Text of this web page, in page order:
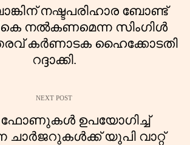
നഷ്ടപരിഹാര ബോണ്ട്
നൽകണമെന്ന സിംഗിൾ
കർണാടക ഹൈക്കോടതി
റദ്ദാക്കി.
NEXT POST
ഉപയോഗിച്ച്
ചാർജറുകൾക്ക് യുപി വാറ്റ്